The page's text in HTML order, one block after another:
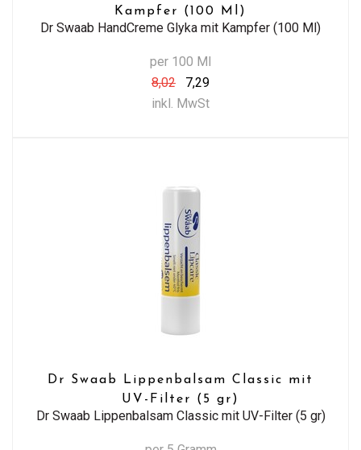
Kampfer (100 Ml)
Dr Swaab HandCreme Glyka mit Kampfer (100 Ml)
per 100 Ml
8,02
7,29
inkl. MwSt
Dr Swaab Lippenbalsam Classic mit
UV-Filter (5 gr)
Dr Swaab Lippenbalsam Classic mit UV-Filter (5 gr)